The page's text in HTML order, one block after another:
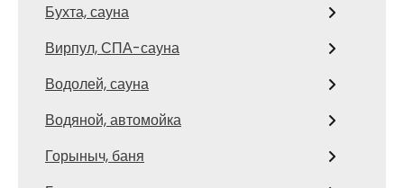
Бухта, сауна
Вирпул, СПА-сауна
Водолей, сауна
Водяной, автомойка
Горыныч, баня